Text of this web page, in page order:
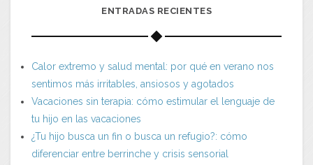
ENTRADAS RECIENTES
Calor extremo y salud mental: por qué en verano nos
sentimos más irritables, ansiosos y agotados
Vacaciones sin terapia: cómo estimular el lenguaje de
tu hijo en las vacaciones
¿Tu hijo busca un fin o busca un refugio?: cómo
diferenciar entre berrinche y crisis sensorial